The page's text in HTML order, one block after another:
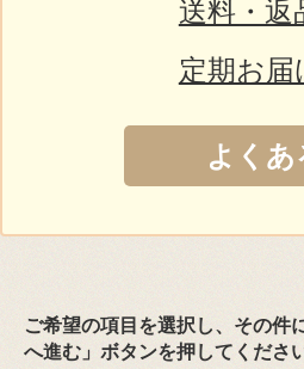
送料・返
定期お
よく
ご希望の項目を選択し、その件
へ進む」ボタンを押してください